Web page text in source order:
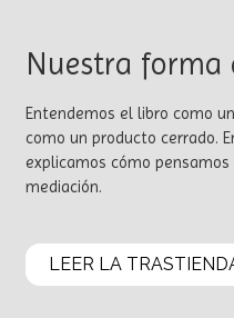
Nuestra
Entendemos el libro como
como un producto cerrado.
explicamos cómo
mediación.
LEER LA